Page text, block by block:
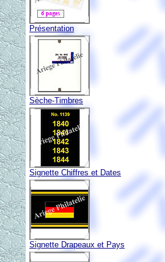
Présentation
Sèche-Timbres
Signette Chiffres et Dates
Signette Drapeaux et Pays